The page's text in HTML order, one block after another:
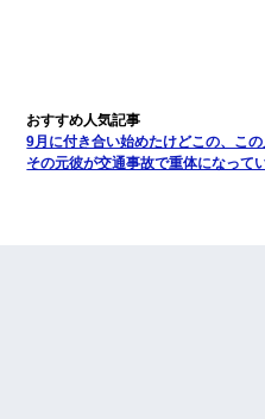
9月に付き合い始めたけどこの、こ
その元彼が交通事故で重体になって